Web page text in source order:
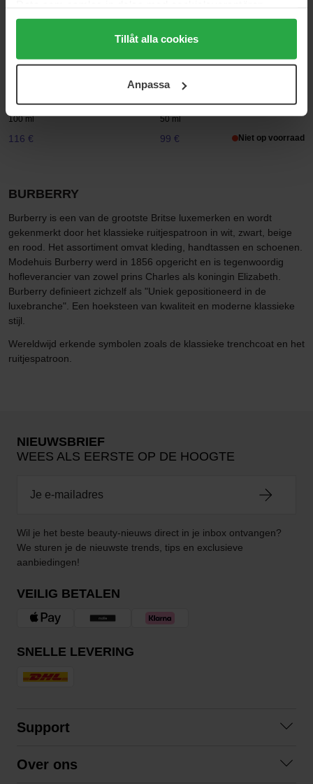
Genom att trycka på "Tillåt alla cookies" accepterar du
alla cookies, medan du under "Detaljer" kan anpassa
användningen av cookies. Du kan när som helst återkalla
samt vår Integritetspolicy.
Tillåt alla cookies
Anpassa
London Mr Burberry
Mr. Burberry
100 ml
116 €
Burberry
Brit Sheer
50 ml
99 € Niet op voorraad
BURBERRY
Burberry is een van de grootste Britse luxemerken en wordt
gekenmerkt door het klassieke ruitjespatroon in wit, zwart, beige
en rood. Het assortiment omvat kleding, handtassen en schoenen.
Modehuis Burberry werd in 1856 opgericht en is tegenwoordig
hofleverancier van zowel prins Charles als koningin Elizabeth.
Burberry definieert zichzelf als "Uniek gepositioneerd in de
luxebranche". Een hoeksteen van kwaliteit en moderne klassieke
stijl.
Wereldwijd erkende symbolen zoals de klassieke trenchcoat en het
ruitjespatroon.
NIEUWSBRIEF
WEES ALS EERSTE OP DE HOOGTE
Wil je het beste beauty-nieuws direct in je inbox ontvangen?
We sturen je de nieuwste trends, tips en exclusieve
aanbiedingen!
VEILIG BETALEN
SNELLE LEVERING
Support
Over ons